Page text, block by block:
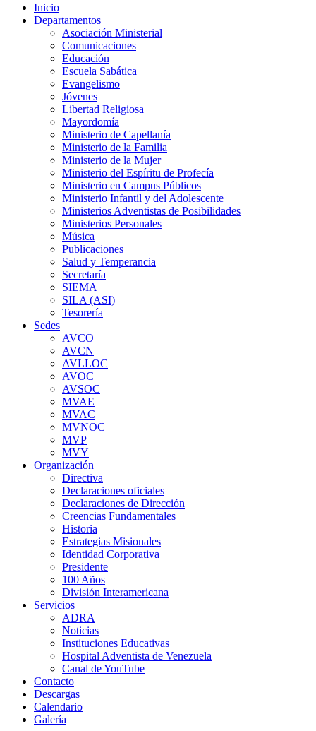
Inicio
Departamentos
Asociación Ministerial
Comunicaciones
Educación
Escuela Sabática
Evangelismo
Jóvenes
Libertad Religiosa
Mayordomía
Ministerio de Capellanía
Ministerio de la Familia
Ministerio de la Mujer
Ministerio del Espíritu de Profecía
Ministerio en Campus Públicos
Ministerio Infantil y del Adolescente
Ministerios Adventistas de Posibilidades
Ministerios Personales
Música
Publicaciones
Salud y Temperancia
Secretaría
SIEMA
SILA (ASI)
Tesorería
Sedes
AVCO
AVCN
AVLLOC
AVOC
AVSOC
MVAE
MVAC
MVNOC
MVP
MVY
Organización
Directiva
Declaraciones oficiales
Declaraciones de Dirección
Creencias Fundamentales
Historia
Estrategias Misionales
Identidad Corporativa
Presidente
100 Años
División Interamericana
Servicios
ADRA
Noticias
Instituciones Educativas
Hospital Adventista de Venezuela
Canal de YouTube
Contacto
Descargas
Calendario
Galería